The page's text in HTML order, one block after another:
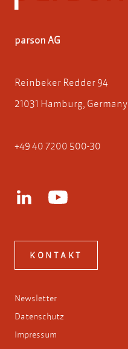
parson AG
Reinbeker Redder 94
21031 Hamburg, Germany
+49 40 7200 500-30
KONTAKT
Newsletter
Datenschutz
Impressum